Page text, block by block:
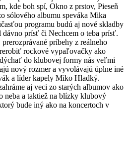
kde boh spí, Okno z prstov, Pieseň
sólového albumu speváka Mika
programu budú aj nové skladby
prísť či Nechcem o teba prísť.
príbehy z reálneho
rockové vypaľovačky ako
do klubovej formy nás veľmi
nový rozmer a vyvolávajú úplne iné
a líder kapely Miko Hladký.
aj veci zo starých albumov ako
neba a taktiež na blízky klubový
bude iný ako na koncertoch v